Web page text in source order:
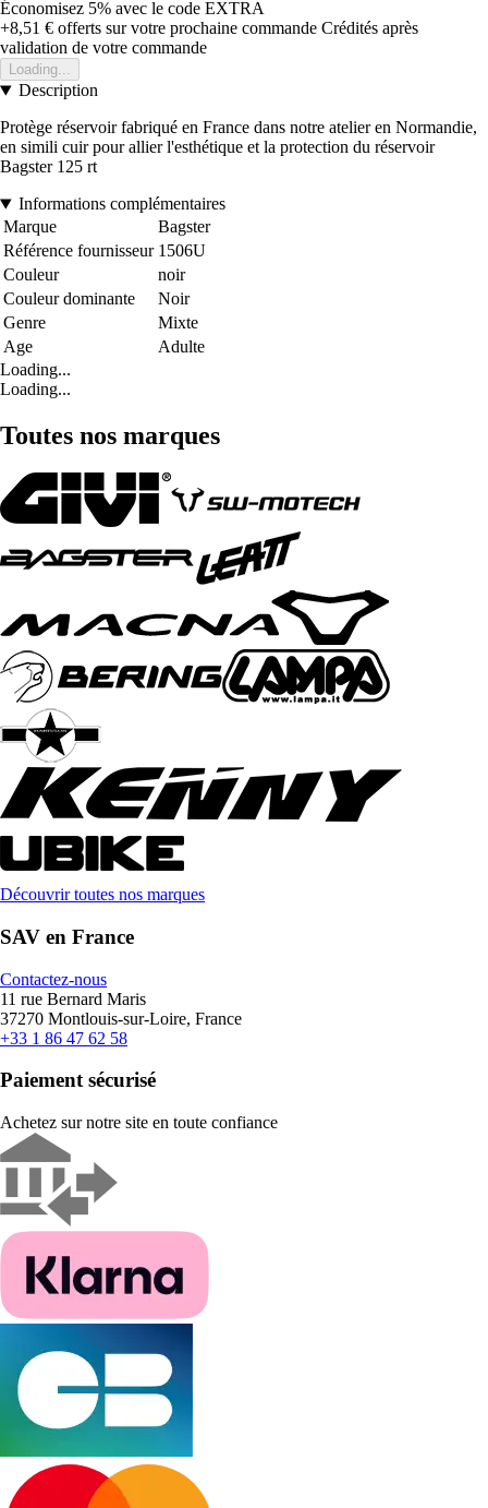
Économisez 5% avec le code EXTRA
+8,51 € offerts sur votre prochaine commande Crédités après
validation de votre commande
Loading...
Description
Protège réservoir fabriqué en France dans notre atelier en Normandie,
en simili cuir pour allier l'esthétique et la protection du réservoir
Bagster 125 rt
Informations complémentaires
Marque
Bagster
Référence fournisseur 1506U
Couleur
noir
Couleur dominante
Noir
Genre
Mixte
Age
Adulte
Loading...
Loading...
Toutes nos marques
Découvrir toutes nos marques
SAV en France
Contactez-nous
11 rue Bernard Maris
37270 Montlouis-sur-Loire, France
+33 1 86 47 62 58
Paiement sécurisé
Achetez sur notre site en toute confiance